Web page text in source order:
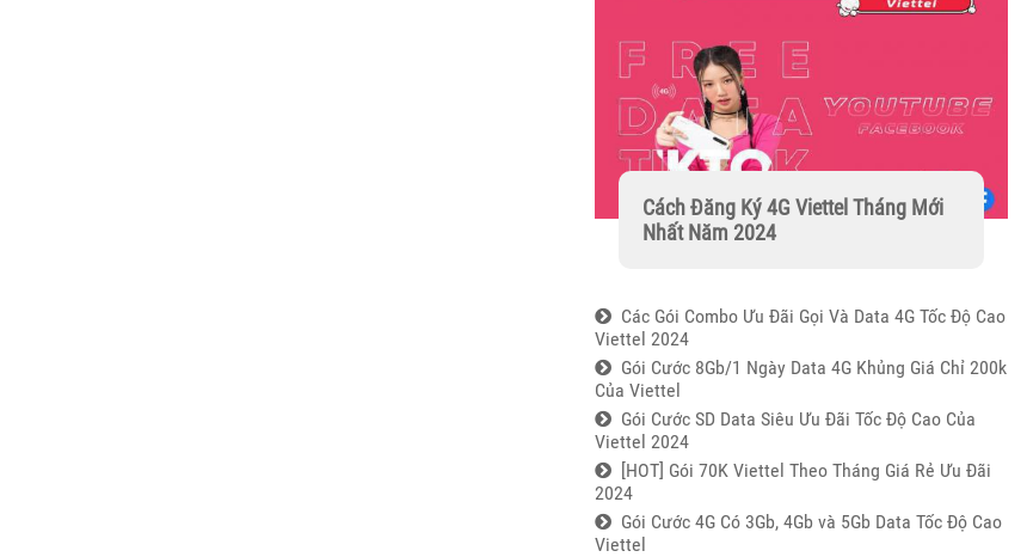
Cách Đăng Ký 4G Viettel Tháng Mới
Nhất Năm 2024
Các Gói Combo Ưu Đãi Gọi Và Data 4G Tốc Độ Cao
Viettel 2024
Gói Cước 8Gb/1 Ngày Data 4G Khủng Giá Chỉ 200k
Của Viettel
Gói Cước SD Data Siêu Ưu Đãi Tốc Độ Cao Của
Viettel 2024
[HOT] Gói 70K Viettel Theo Tháng Giá Rẻ Ưu Đãi
2024
Gói Cước 4G Có 3Gb, 4Gb và 5Gb Data Tốc Độ Cao
Viettel